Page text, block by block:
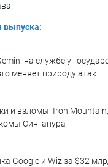
на службе у
меняет природу атак
и взломы: Iron
Сингапура
Google и Wiz за $32